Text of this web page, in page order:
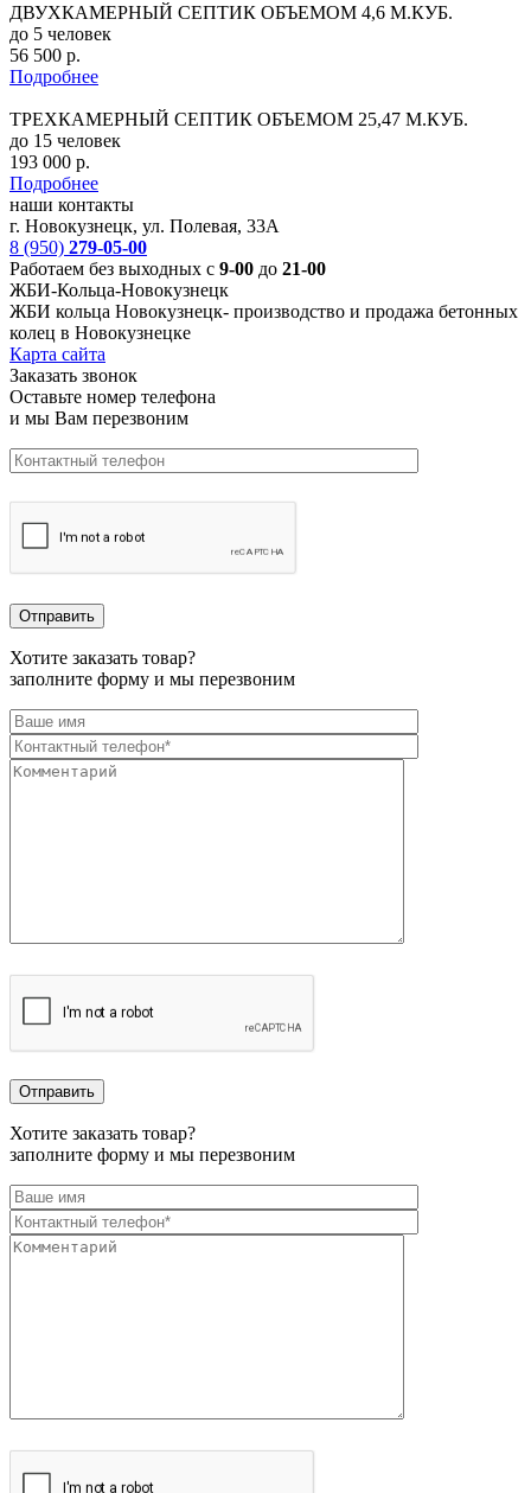
ДВУХКАМЕРНЫЙ СЕПТИК ОБЪЕМОМ 4,6 М.КУБ.
до 5 человек
56 500 р.
Подробнее
ТРЕХКАМЕРНЫЙ СЕПТИК ОБЪЕМОМ 25,47 М.КУБ.
до 15 человек
193 000 р.
Подробнее
наши контакты
г. Новокузнецк, ул. Полевая, 33А
8 (950) 279-05-00
Работаем без выходных с 9-00 до 21-00
ЖБИ-Кольца-Новокузнецк
ЖБИ кольца Новокузнецк- производство и продажа бетонных
колец в Новокузнецке
Карта сайта
Заказать звонок
Оставьте номер телефона
и мы Вам перезвоним
Хотите заказать товар?
заполните форму и мы перезвоним
Хотите заказать товар?
заполните форму и мы перезвоним